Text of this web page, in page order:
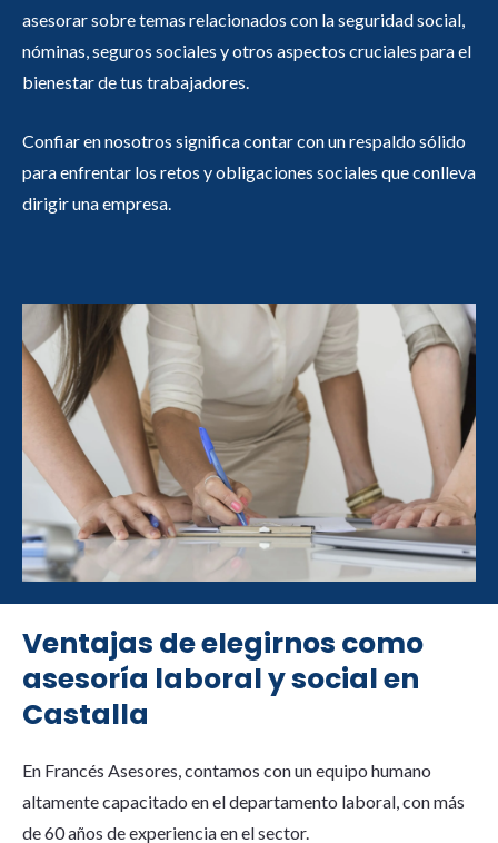
asesorar sobre temas relacionados con la seguridad social,
nóminas, seguros sociales y otros aspectos cruciales para el
bienestar de tus trabajadores.
Confiar en nosotros significa contar con un respaldo sólido
para enfrentar los retos y obligaciones sociales que conlleva
dirigir una empresa.
Ventajas de elegirnos como
asesoría laboral y social en
Castalla
En Francés Asesores, contamos con un equipo humano
altamente capacitado en el departamento laboral, con más
de 60 años de experiencia en el sector.